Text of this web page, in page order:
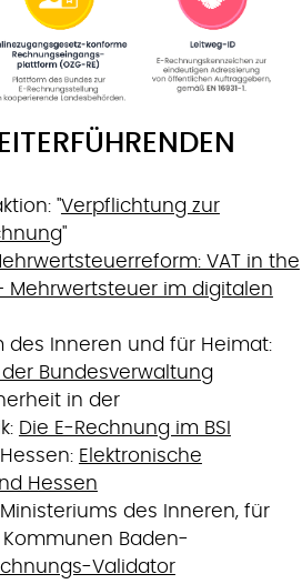
"Verpflichtung zur
"
VAT in the
Mehrwertsteuer im digitalen
des Inneren und für Heimat:
Bundesverwaltung
in der
Die E-Rechnung im BSI
Elektronische
Hessen
des Inneren, für
Baden-
Validator